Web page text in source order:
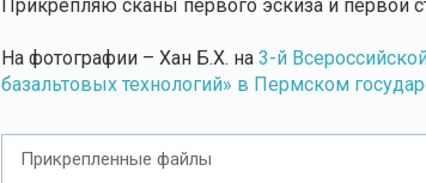
Прикрепляю сканы первого эскиза и первой
На фотографии – Хан Б.Х. на 3-й
базальтовых технологий» в Пермском
Прикрепленные файлы